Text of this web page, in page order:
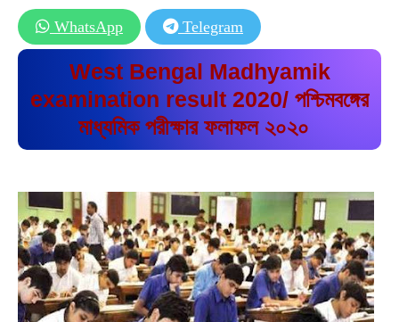
WhatsApp Telegram
West Bengal Madhyamik
examination result 2020/ পশ্চিমবঙ্গের
মাধ্যমিক পরীক্ষার ফলাফল ২০২০